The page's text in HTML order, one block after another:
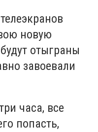
новую
отыграны
завоевали
часа, все
попасть,